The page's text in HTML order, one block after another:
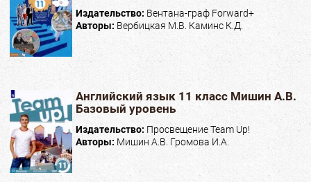
Издательство: Вентана-граф Forward+
Авторы: Вербицкая М.В. Каминс К.Д.
Английский язык 11 класс Мишин А.В.
Базовый уровень
Издательство: Просвещение Team Up!
Авторы: Мишин А.В. Громова И.А.